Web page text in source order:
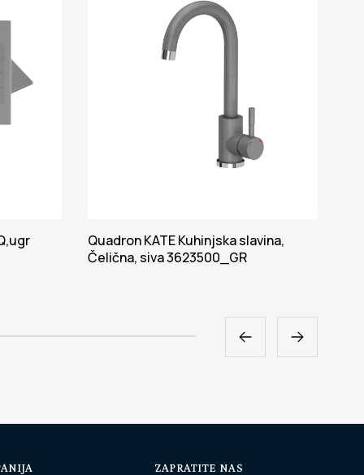
Quadron KATE Kuhinjska slavina,
Čelična, siva 3623500_GR
ZAPRATITE NAS